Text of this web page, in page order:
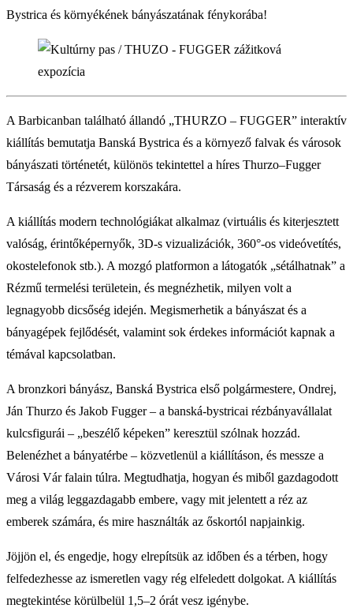
Bystrica és környékének bányászatának fénykorába!
A Barbicanban található állandó „THURZO – FUGGER” interaktív
kiállítás bemutatja Banská Bystrica és a környező falvak és városok
bányászati történetét, különös tekintettel a híres Thurzo–Fugger
Társaság és a rézverem korszakára.
A kiállítás modern technológiákat alkalmaz (virtuális és kiterjesztett
valóság, érintőképernyők, 3D-s vizualizációk, 360°-os videóvetítés,
okostelefonok stb.). A mozgó platformon a látogatók „sétálhatnak” a
Rézmű termelési területein, és megnézhetik, milyen volt a
legnagyobb dicsőség idején. Megismerhetik a bányászat és a
bányagépek fejlődését, valamint sok érdekes információt kapnak a
témával kapcsolatban.
A bronzkori bányász, Banská Bystrica első polgármestere, Ondrej,
Ján Thurzo és Jakob Fugger – a banská-bystricai rézbányavállalat
kulcsfigurái – „beszélő képeken” keresztül szólnak hozzád.
Belenézhet a bányatérbe – közvetlenül a kiállításon, és messze a
Városi Vár falain túlra. Megtudhatja, hogyan és miből gazdagodott
meg a világ leggazdagabb embere, vagy mit jelentett a réz az
emberek számára, és mire használták az őskortól napjainkig.
Jöjjön el, és engedje, hogy elrepítsük az időben és a térben, hogy
felfedezhesse az ismeretlen vagy rég elfeledett dolgokat. A kiállítás
megtekintése körülbelül 1,5–2 órát vesz igénybe.